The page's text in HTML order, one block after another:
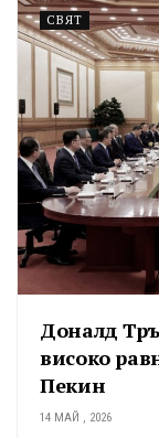
СВЯТ
Доналд
високо
Пекин
14 МАЙ , 2026